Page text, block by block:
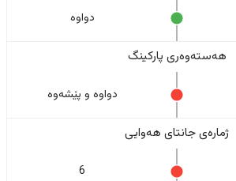
دواوە
هەستەوەری پارکینگ
دواوە و پێشەوە
ژمارەی جانتای هەوایی
6